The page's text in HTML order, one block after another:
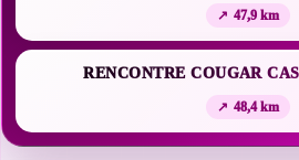
47,9 km
RENCONTRE COUGAR
48,4 km